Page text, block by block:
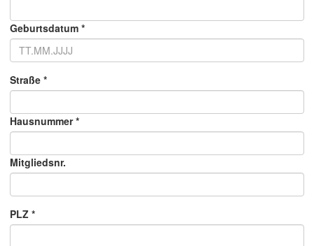
Geburtsdatum *
Straße *
Hausnummer *
Mitgliedsnr.
PLZ *